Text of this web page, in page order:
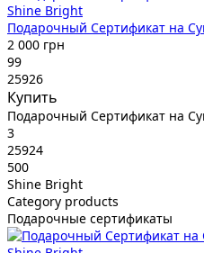
Shine Bright
Подарочный Сертификат на
2 000 грн
99
25926
Купить
Подарочный Сертификат на
3
25924
500
Shine Bright
Category products
Подарочные сертификаты